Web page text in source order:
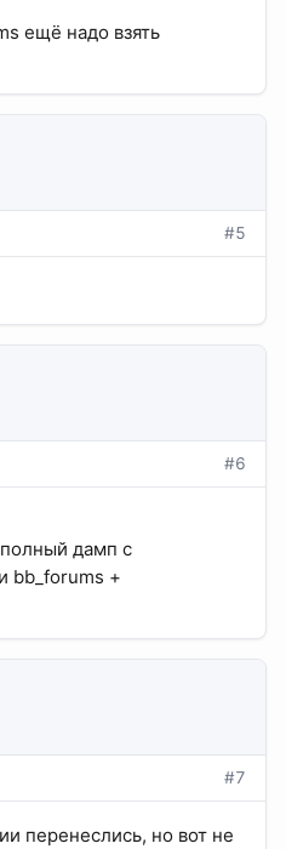
ещё надо взять
#5
#6
дамп с
bb_forums +
#7
перенеслись, но вот не